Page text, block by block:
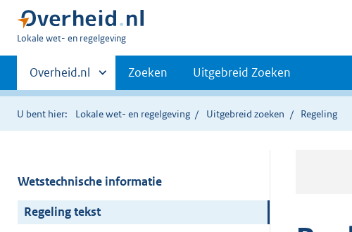
U
hier:
Lokale wet- en regelgeving
Primaire
navigatie
Andere
sites
binnen
Overheid.nl Zoeken Uitgebreid Zoeken
U bent hier: Lokale wet- en regelgeving Uitgebreid zoeken Regeling
Wetstechnische informatie
Regeling tekst